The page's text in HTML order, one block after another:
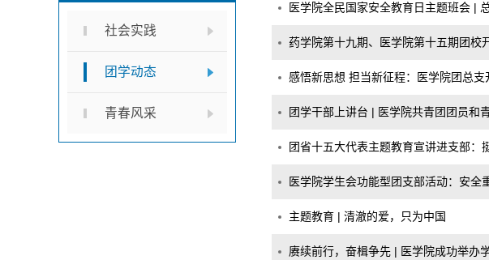
社会实践
团学动态
青春风采
医学院全民国家安全教育日主题班会 |
药学院第十九期、医学院第十五期团校
感悟新思想 担当新征程：医学院团总
团学干部上讲台 | 医学院共青团团员和
团省十五大代表主题教育宣讲进支部：
医学院学生会功能型团支部活动：安全
主题教育 | 清澈的爱，只为中国
赓续前行，奋楫争先 | 医学院成功举办